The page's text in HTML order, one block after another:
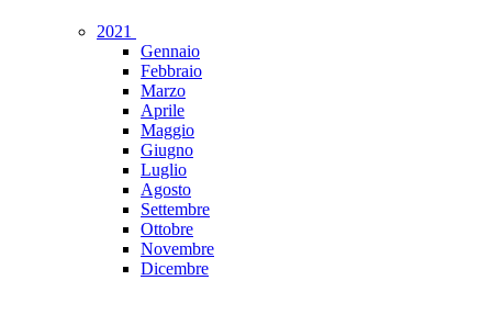
2021
Gennaio
Febbraio
Marzo
Aprile
Maggio
Giugno
Luglio
Agosto
Settembre
Ottobre
Novembre
Dicembre